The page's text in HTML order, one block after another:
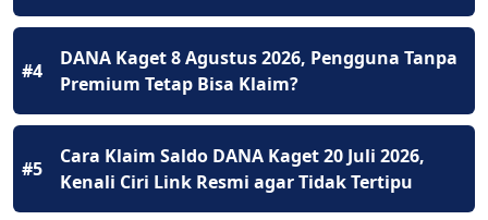
#4
DANA Kaget 8 Agustus 2026, Pengguna Tanpa
Premium Tetap Bisa Klaim?
#5
Cara Klaim Saldo DANA Kaget 20 Juli 2026,
Kenali Ciri Link Resmi agar Tidak Tertipu